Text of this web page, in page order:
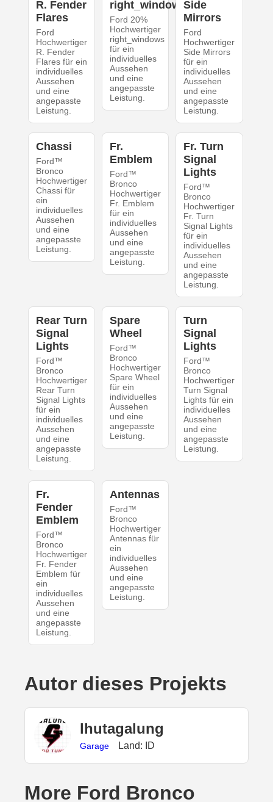
R. Fender
Flares
Ford
Hochwertiger
R. Fender
Flares für ein
individuelles
Aussehen
und eine
angepasste
Leistung.
right_windows
Ford 20%
Hochwertiger
right_windows
für ein
individuelles
Aussehen
und eine
angepasste
Leistung.
Side
Mirrors
Ford
Hochwertiger
Side Mirrors
für ein
individuelles
Aussehen
und eine
angepasste
Leistung.
Chassi
Ford™
Bronco
Hochwertiger
Chassi für
ein
individuelles
Aussehen
und eine
angepasste
Leistung.
Fr.
Emblem
Ford™
Bronco
Hochwertiger
Fr. Emblem
für ein
individuelles
Aussehen
und eine
angepasste
Leistung.
Fr. Turn
Signal
Lights
Ford™
Bronco
Hochwertiger
Fr. Turn
Signal Lights
für ein
individuelles
Aussehen
und eine
angepasste
Leistung.
Rear Turn
Signal
Lights
Ford™
Bronco
Hochwertiger
Rear Turn
Signal Lights
für ein
individuelles
Aussehen
und eine
angepasste
Leistung.
Spare
Wheel
Ford™
Bronco
Hochwertiger
Spare Wheel
für ein
individuelles
Aussehen
und eine
angepasste
Leistung.
Turn
Signal
Lights
Ford™
Bronco
Hochwertiger
Turn Signal
Lights für ein
individuelles
Aussehen
und eine
angepasste
Leistung.
Fr.
Fender
Emblem
Ford™
Bronco
Hochwertiger
Fr. Fender
Emblem für
ein
individuelles
Aussehen
und eine
angepasste
Leistung.
Antennas
Ford™
Bronco
Hochwertiger
Antennas für
ein
individuelles
Aussehen
und eine
angepasste
Leistung.
Autor dieses Projekts
lhutagalung
Garage Land: ID
More Ford Bronco